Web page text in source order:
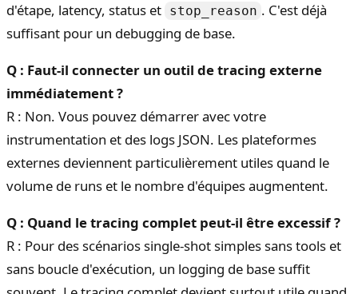
d'étape, latency, status et stop_reason . C'est déjà
suffisant pour un debugging de base.
Q : Faut-il connecter un outil de tracing externe
immédiatement ?
R : Non. Vous pouvez démarrer avec votre
instrumentation et des logs JSON. Les plateformes
externes deviennent particulièrement utiles quand le
volume de runs et le nombre d'équipes augmentent.
Q : Quand le tracing complet peut-il être excessif ?
R : Pour des scénarios single-shot simples sans tools et
sans boucle d'exécution, un logging de base suffit